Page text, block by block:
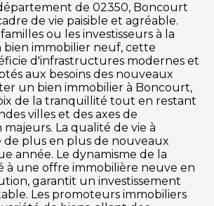
de 02350, Boncourt
de vie paisible et agréable.
ou les investisseurs à la
immobilier neuf, cette
d'infrastructures modernes et
aux besoins des nouveaux
un bien immobilier à Boncourt,
de la tranquillité tout en restant
villes et des axes de
La qualité de vie à
plus en plus de nouveaux
année. Le dynamisme de la
à une offre immobilière neuve en
garantit un investissement
Les promoteurs immobiliers